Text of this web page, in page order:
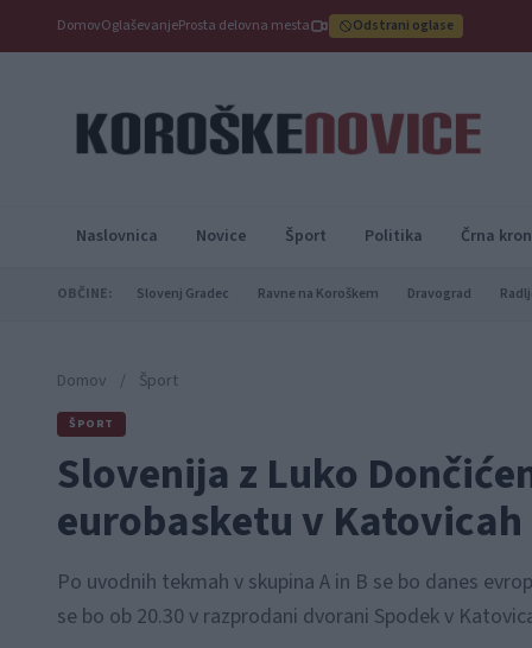
DomovOglaševanjeProsta delovna mesta Odstrani oglase
Naslovnica Novice Šport Politika Črna
OBČINE: Slovenj Gradec Ravne na Koroškem Dravograd
Domov / Šport
ŠPORT
Slovenija z Luko
eurobasketu v Katovicah
Po uvodnih tekmah v skupina A in B se bo danes
se bo ob 20.30 v razprodani dvorani Spodek v